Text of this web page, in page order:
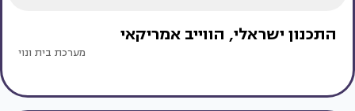
התכנון ישראלי, הווייב אמריקאי
מערכת בית ונוי